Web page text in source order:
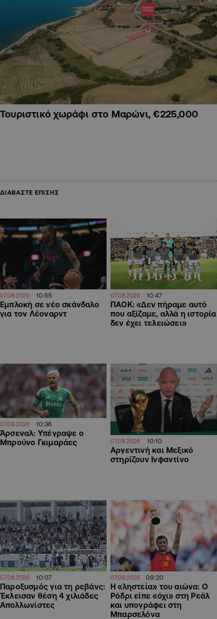
Τουριστικό χωράφι στο Μαρώνι, €225,000
ΔΙΑΒΑΣΤΕ ΕΠΙΣΗΣ
07.08.2026 10:55
Εμπλοκή σε νέο σκάνδαλο
για τον Λέοναρντ
07.08.2026 10:47
ΠΑΟΚ: «Δεν πήραμε αυτό
που αξίζαμε, αλλά η ιστορία
δεν έχει τελειώσει»
07.08.2026 10:36
Άρσεναλ: Υπέγραψε ο
Μπρούνο Γκιμαράες
07.08.2026 10:10
Αργεντινή και Μεξικό
στηρίζουν Ινφαντίνο
07.08.2026 10:07
Παροξυσμός για τη ρεβάνς:
Έκλεισαν θέση 4 χιλιάδες
Απολλωνίστες
07.08.2026 09:20
Η «ληστεία» του αιώνα: Ο
Ρόδρι είπε «όχι» στη Ρεάλ
και υπογράφει στη
Μπαρσελόνα